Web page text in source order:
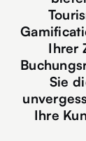
Ihrer
Sie
Ihre